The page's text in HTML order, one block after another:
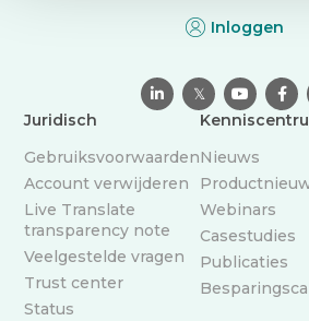
Inloggen
 𝕏  
Juridisch
Gebruiksvoorwaarden
Account verwijderen
Live Translate
transparency note
Veelgestelde vragen
Trust center
Status
Nieuws
Webinars
Casestudies
Publicaties